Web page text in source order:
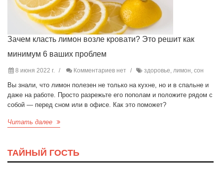
Зачем класть лимон возле кровати? Это решит как
минимум 6 ваших проблем
8 июня 2022 г. Комментариев нет здоровье, лимон, сон
Вы знали, что лимон полезен не только на кухне, но и в спальне и
даже на работе. Просто разрежьте его пополам и положите рядом с
собой — перед сном или в офисе. Как это поможет?
Читать далее
ТАЙНЫЙ ГОСТЬ